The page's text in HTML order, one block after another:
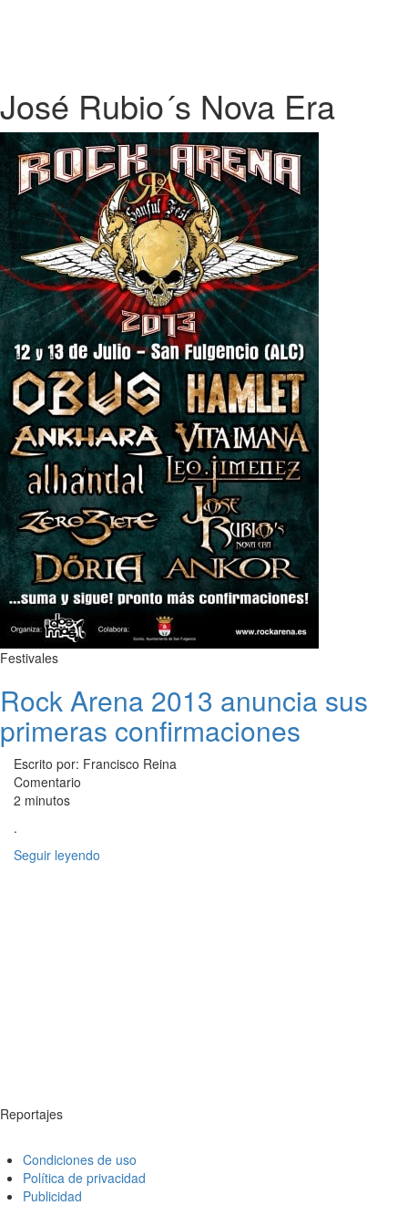
José Rubio´s Nova Era
Festivales
Rock Arena 2013 anuncia sus
primeras confirmaciones
Escrito por: Francisco Reina
Comentario
2 minutos
.
Seguir leyendo
Reportajes
Condiciones de uso
Política de privacidad
Publicidad